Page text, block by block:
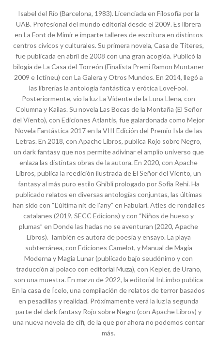
Isabel del Río (Barcelona, 1983). Licenciada en Filosofía por la
UAB. Profesional del mundo editorial desde el 2009. Es librera
en La Font de Mimir e imparte talleres de escritura en distintos
centros cívicos y culturales. Su primera novela, Casa de Títeres,
fue publicada en abril de 2008 con una gran acogida. Publicó la
bilogía de La Casa del Torreón (Finalista Premi Ramon Muntaner
2009 e Ictineu) con La Galera y Otros Mundos. En 2014, llegó a
las librerías la antología fantástica y erótica LoveFool.
Posteriormente, vio la luz La Vidente de la Luna Llena, con
Columna y Kailas. Su novela Las Bocas de la Montaña (El Señor
del Viento), con Ediciones Atlantis, fue galardonada como Mejor
Novela Fantástica 2017 en la VIII Edición del Premio Isla de las
Letras. En 2018, con Apache Libros, publica Rojo sobre Negro,
un dark fantasy que nos permite adivinar el amplio universo que
enlaza las distintas obras de la autora. En 2020, con Apache
Libros, publica la reedición ilustrada de El Señor del Viento, un
fantasy al más puro estilo Ghibli prologado por Sofía Rehi. Ha
publicado relatos en diversas antologías conjuntas, las últimas
han sido con “L’última nit de l’any” en Fabulari. Atles de rondalles
catalanes (2019, SECC Edicions) y con “Niños de hueso y
plumas” en Donde las hadas no se aventuran (2020, Apache
Libros). También es autora de poesía y ensayo. La playa
subterránea, con Ediciones Camelot, y Manual de Magia
Moderna y Magia Lunar (publicado bajo seudónimo y con
traducción al polaco con editorial Muza), con Kepler, de Urano,
son una muestra. En marzo de 2022, la editorial InLimbo publica
En la casa de Ícelo, una compilación de relatos de terror basados
en pesadillas y realidad. Próximamente verá la luz la segunda
parte del dark fantasy Rojo sobre Negro (con Apache Libros) y
una nueva novela de cifi, de la que por ahora no podemos contar
más.